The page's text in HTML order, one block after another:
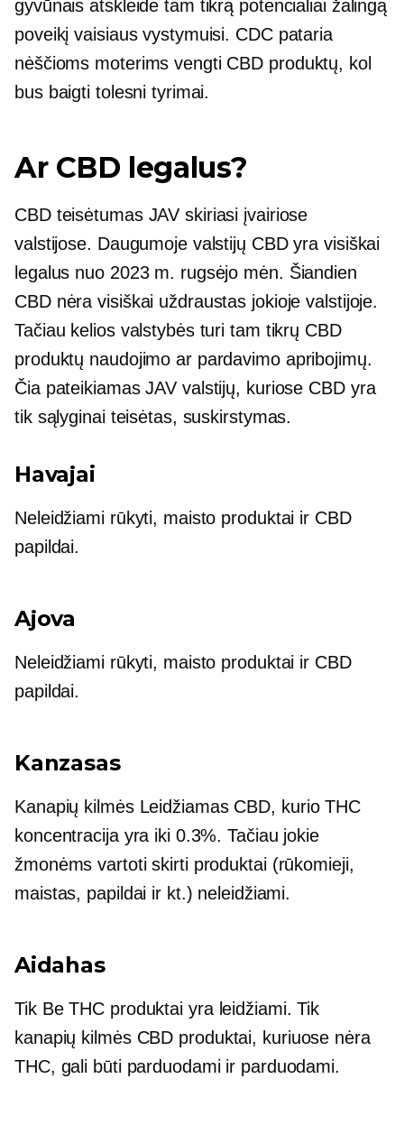
gyvūnais atskleidė tam tikrą potencialiai žalingą
poveikį vaisiaus vystymuisi. CDC pataria
nėščioms moterims vengti CBD produktų, kol
bus baigti tolesni tyrimai.
Ar CBD legalus?
CBD teisėtumas JAV skiriasi įvairiose
valstijose. Daugumoje valstijų CBD yra visiškai
legalus nuo 2023 m. rugsėjo mėn. Šiandien
CBD nėra visiškai uždraustas jokioje valstijoje.
Tačiau kelios valstybės turi tam tikrų CBD
produktų naudojimo ar pardavimo apribojimų.
Čia pateikiamas JAV valstijų, kuriose CBD yra
tik sąlyginai teisėtas, suskirstymas.
Havajai
Neleidžiami rūkyti, maisto produktai ir CBD
papildai.
Ajova
Neleidžiami rūkyti, maisto produktai ir CBD
papildai.
Kanzasas
Kanapių kilmėsLeidžiamas CBD, kurio THC
koncentracija yra iki 0.3%. Tačiau jokie
žmonėms vartoti skirti produktai (rūkomieji,
maistas, papildai ir kt.) neleidžiami.
Aidahas
Tik Be THC produktai yra leidžiami. Tik
kanapių kilmėsCBD produktai, kuriuose nėra
THC, gali būti parduodami ir parduodami.